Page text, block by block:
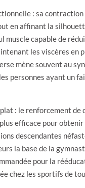
: sa
en affinant la
muscle capable de
les viscères en
mène souvent au
personnes ayant un
: le renforcement de
efficace pour
descendantes
la base de la
pour la
chez les sportifs de